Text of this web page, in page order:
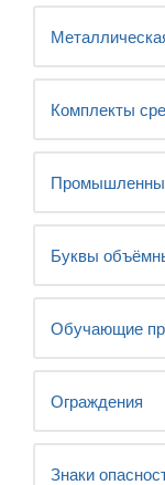
Комплекты
Буквы
Обучающие
Ограждения
Знаки